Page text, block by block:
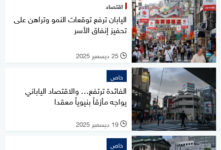
اقتصاد
اليابان ترفع توقعات النمو وتراهن على
تحفيز إنفاق الأسر
l 25 ديسمبر 2025
خاص
الفائدة ترتفع… والاقتصاد الياباني
يواجه مأزقاً بنيوياً معقدا
l 19 ديسمبر 2025
خاص